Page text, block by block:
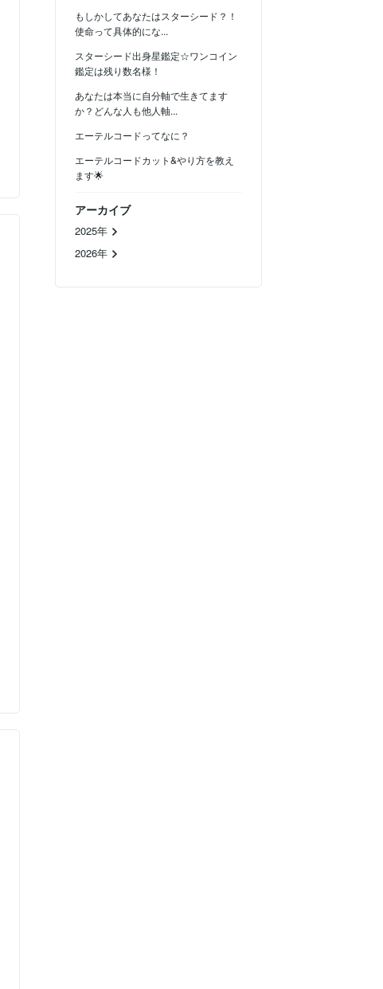
もしかしてあなたはスターシード？！
使命って具体的にな...
スターシード出身星鑑定☆ワンコイン
鑑定は残り数名様！
あなたは本当に自分軸で生きてます
か？どんな人も他人軸...
エーテルコードってなに？
エーテルコードカット&やり方を教え
ます🌟
アーカイブ
2025年
2026年